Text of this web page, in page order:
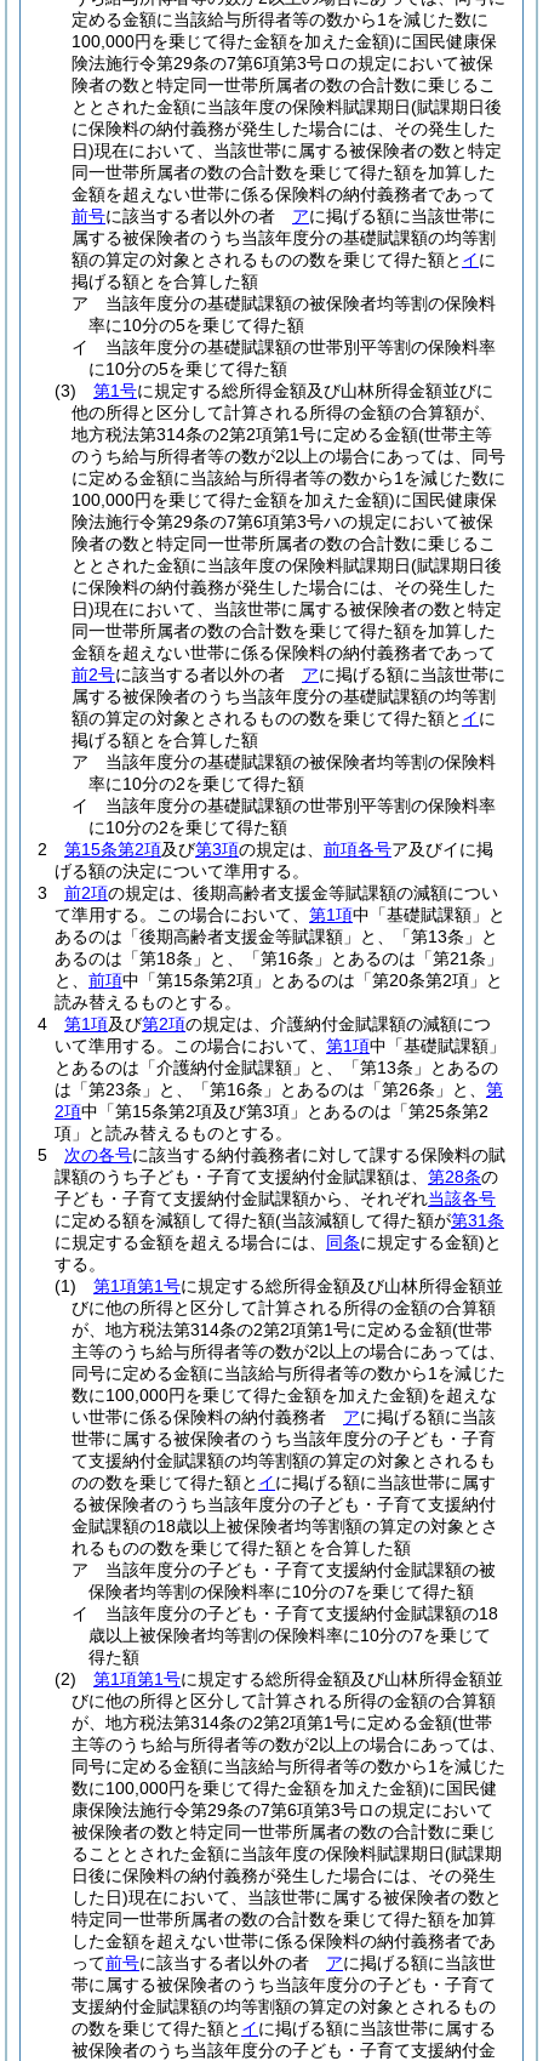
定める金額に当該給与所得者等の数から1を減じた数に
100,000円を乗じて得た金額を加えた金額)に国民健康保
険法施行令第29条の7第6項第3号ロの規定において被保
険者の数と特定同一世帯所属者の数の合計数に乗じるこ
ととされた金額に当該年度の保険料賦課期日(賦課期日後
に保険料の納付義務が発生した場合には、その発生した
日)現在において、当該世帯に属する被保険者の数と特定
同一世帯所属者の数の合計数を乗じて得た額を加算した
金額を超えない世帯に係る保険料の納付義務者であって
前号に該当する者以外の者 アに掲げる額に当該世帯に
属する被保険者のうち当該年度分の基礎賦課額の均等割
額の算定の対象とされるものの数を乗じて得た額と イに
掲げる額とを合算した額
ア
当該年度分の基礎賦課額の被保険者均等割の保険料
率に10分の5を乗じて得た額
イ
当該年度分の基礎賦課額の世帯別平等割の保険料率
に10分の5を乗じて得た額
(3)
第1号に規定する総所得金額及び山林所得金額並びに
他の所得と区分して計算される所得の金額の合算額が、
地方税法第314条の2第2項第1号に定める金額(世帯主等
のうち給与所得者等の数が2以上の場合にあっては、同号
に定める金額に当該給与所得者等の数から1を減じた数に
100,000円を乗じて得た金額を加えた金額)に国民健康保
険法施行令第29条の7第6項第3号ハの規定において被保
険者の数と特定同一世帯所属者の数の合計数に乗じるこ
ととされた金額に当該年度の保険料賦課期日(賦課期日後
に保険料の納付義務が発生した場合には、その発生した
日)現在において、当該世帯に属する被保険者の数と特定
同一世帯所属者の数の合計数を乗じて得た額を加算した
金額を超えない世帯に係る保険料の納付義務者であって
前2号に該当する者以外の者 アに掲げる額に当該世帯に
属する被保険者のうち当該年度分の基礎賦課額の均等割
額の算定の対象とされるものの数を乗じて得た額と イに
掲げる額とを合算した額
ア
当該年度分の基礎賦課額の被保険者均等割の保険料
率に10分の2を乗じて得た額
イ
当該年度分の基礎賦課額の世帯別平等割の保険料率
に10分の2を乗じて得た額
2
第15条第2項及び第3項の規定は、 前項各号ア及びイに掲
げる額の決定について準用する。
3
前2項の規定は、後期高齢者支援金等賦課額の減額につい
て準用する。
この場合において、 第1項中「基礎賦課額」と
あるのは「後期高齢者支援金等賦課額」と、「第13条」と
あるのは「第18条」と、「第16条」とあるのは「第21条」
と、 前項中「第15条第2項」とあるのは「第20条第2項」と
読み替えるものとする。
4
第1項及び第2項の規定は、介護納付金賦課額の減額につ
いて準用する。
この場合において、 第1項中「基礎賦課額」
とあるのは「介護納付金賦課額」と、「第13条」とあるの
は「第23条」と、「第16条」とあるのは「第26条」と、 第
2項中「第15条第2項及び第3項」とあるのは「第25条第2
項」と読み替えるものとする。
5
次の各号に該当する納付義務者に対して課する保険料の賦
課額のうち子ども・子育て支援納付金賦課額は、 第28条の
子ども・子育て支援納付金賦課額から、それぞれ当該各号
に定める額を減額して得た額(当該減額して得た額が第31条
に規定する金額を超える場合には、 同条に規定する金額)と
する。
(1)
第1項第1号に規定する総所得金額及び山林所得金額並
びに他の所得と区分して計算される所得の金額の合算額
が、地方税法第314条の2第2項第1号に定める金額(世帯
主等のうち給与所得者等の数が2以上の場合にあっては、
同号に定める金額に当該給与所得者等の数から1を減じた
数に100,000円を乗じて得た金額を加えた金額)を超えな
い世帯に係る保険料の納付義務者 アに掲げる額に当該
世帯に属する被保険者のうち当該年度分の子ども・子育
て支援納付金賦課額の均等割額の算定の対象とされるも
のの数を乗じて得た額と イに掲げる額に当該世帯に属す
る被保険者のうち当該年度分の子ども・子育て支援納付
金賦課額の18歳以上被保険者均等割額の算定の対象とさ
れるものの数を乗じて得た額とを合算した額
ア
当該年度分の子ども・子育て支援納付金賦課額の被
保険者均等割の保険料率に10分の7を乗じて得た額
イ
当該年度分の子ども・子育て支援納付金賦課額の18
歳以上被保険者均等割の保険料率に10分の7を乗じて
得た額
(2)
第1項第1号に規定する総所得金額及び山林所得金額並
びに他の所得と区分して計算される所得の金額の合算額
が、地方税法第314条の2第2項第1号に定める金額(世帯
主等のうち給与所得者等の数が2以上の場合にあっては、
同号に定める金額に当該給与所得者等の数から1を減じた
数に100,000円を乗じて得た金額を加えた金額)に国民健
康保険法施行令第29条の7第6項第3号ロの規定において
被保険者の数と特定同一世帯所属者の数の合計数に乗じ
ることとされた金額に当該年度の保険料賦課期日(賦課期
日後に保険料の納付義務が発生した場合には、その発生
した日)現在において、当該世帯に属する被保険者の数と
特定同一世帯所属者の数の合計数を乗じて得た額を加算
した金額を超えない世帯に係る保険料の納付義務者であ
って前号に該当する者以外の者 アに掲げる額に当該世
帯に属する被保険者のうち当該年度分の子ども・子育て
支援納付金賦課額の均等割額の算定の対象とされるもの
の数を乗じて得た額と イに掲げる額に当該世帯に属する
被保険者のうち当該年度分の子ども・子育て支援納付金